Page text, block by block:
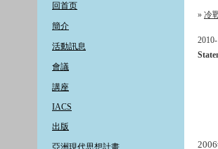
回首页
簡介
活動訊息
會議
講座
IACS
出版
亞洲現代思想計畫
» 冷